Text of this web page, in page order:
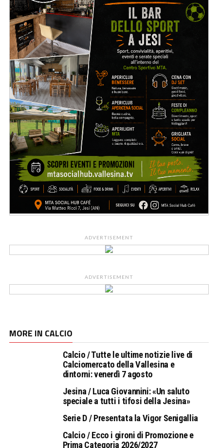
ADVERTISEMENT
ADVERTISEMENT
MORE IN CALCIO
Calcio / Tutte le ultime notizie live di
Calciomercato della Vallesina e
dintorni: venerdì 7 agosto
Jesina / Luca Giovannini: «Un saluto
speciale a tutti i tifosi della Jesina»
Serie D / Presentata la Vigor Senigallia
Calcio / Ecco i gironi di Promozione e
Prima Categoria 2026/2027